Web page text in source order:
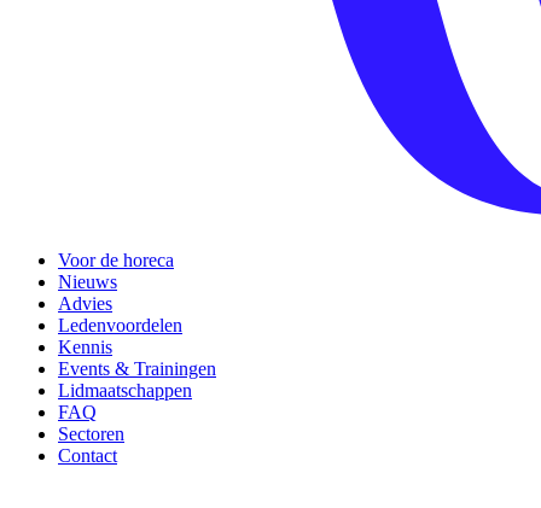
Voor de horeca
Nieuws
Advies
Ledenvoordelen
Kennis
Events & Trainingen
Lidmaatschappen
FAQ
Sectoren
Contact